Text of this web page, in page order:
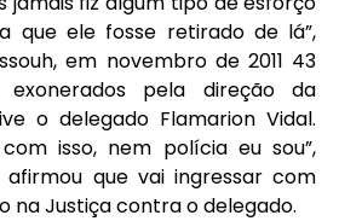
que ele fosse retirado de lá”,
em novembro de 2011 43
exonerados pela direção da
o delegado Flamarion Vidal.
isso, nem polícia eu sou”,
afirmou que vai ingressar com
na Justiça contra o delegado.